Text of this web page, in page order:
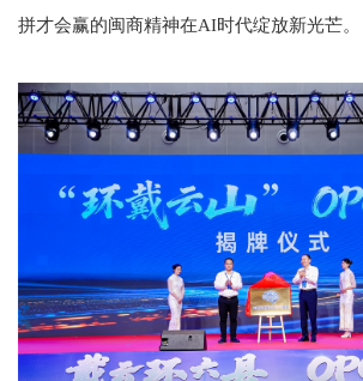
拼才会赢的闽商精神在AI时代绽放新光芒。